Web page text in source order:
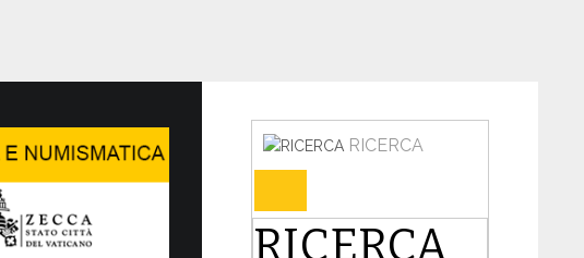
La Farmacia lancia il nuovo sito we…
RICERCA
RICERCA